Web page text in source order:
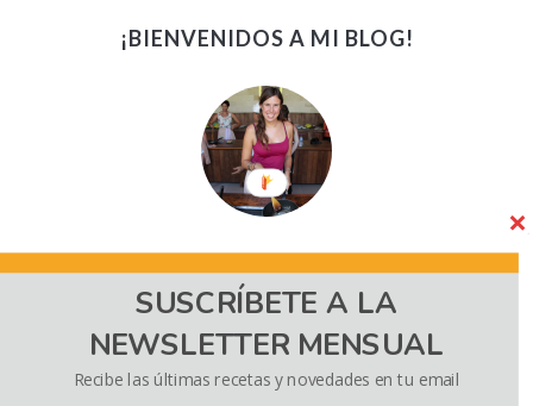
¡BIENVENIDOS A MI BLOG!
del mundo, y la fotografía. En este blog comparto recetas,
recomendaciones y viajes gastronómicos. ¡A los
hambrientos (como yo) los invito a darse una sabrosa vuelta!
SUSCRÍBETE A LA
NEWSLETTER MENSUAL
Recibe las últimas recetas y novedades en tu email